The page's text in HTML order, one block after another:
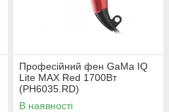
Професійний фен GaMa IQ
Lite MAX Red 1700Вт
(PH6035.RD)
В наявності